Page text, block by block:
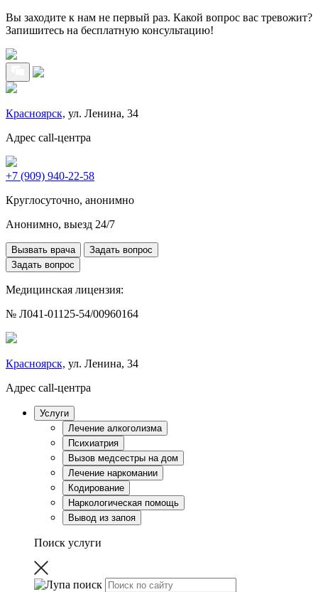
Вы заходите к нам не первый раз. Какой вопрос вас тревожит?
Запишитесь на бесплатную консультацию!
Красноярск, ул. Ленина, 34
Адрес call-центра
+7 (909) 940-22-58
Круглосуточно, анонимно
Анонимно, выезд 24/7
Вызвать врача
Задать вопрос
Задать вопрос
Медицинская лицензия:
№ Л041-01125-54/00960164
Красноярск, ул. Ленина, 34
Адрес call-центра
Услуги
Лечение алкоголизма
Психиатрия
Вызов медсестры на дом
Лечение наркомании
Кодирование
Наркологическая помощь
Вывод из запоя
Поиск услуги